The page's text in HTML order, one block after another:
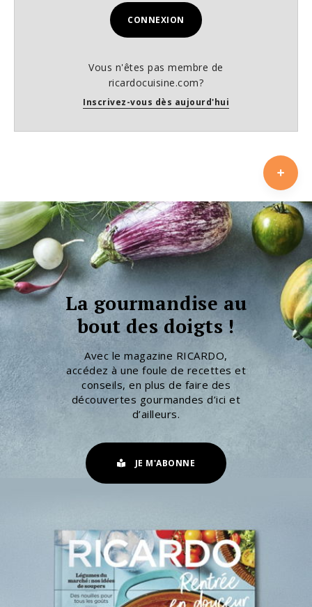
CONNEXION
Vous n'êtes pas membre de
ricardocuisine.com?
Inscrivez-vous dès aujourd'hui
La gourmandise au
bout des doigts !
Avec le magazine RICARDO,
accédez à une foule de recettes et
conseils, en plus de faire des
découvertes gourmandes d’ici et
d’ailleurs.
JE M'ABONNE